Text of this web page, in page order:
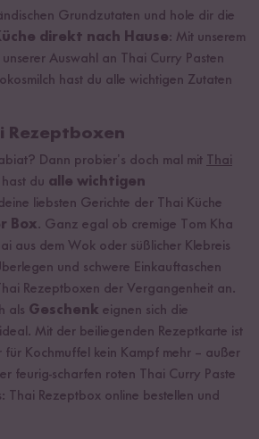
Grundzutaten und hole dir die
direkt nach Hause: Mit unserem
unserer Auswahl an Thai Curry Pasten
hast du alle wichtigen Zutaten
Rezeptboxen
Dann probier’s doch mal mit Thai
du alle wichtigen
liebsten Gerichte der Thai Küche
Box. Ganz egal ob cremige Tom Kha
aus dem Wok oder süßlicher Klebreis
und schwere Einkauftaschen
Rezeptboxen der Vergangenheit an.
als Geschenk eignen sich die
Mit der beiliegenden Rezeptkarte ist
Kochmuffel kein Kampf mehr – außer
feurig-scharfen roten Thai Curry Paste
Thai Rezeptbox online bestellen und